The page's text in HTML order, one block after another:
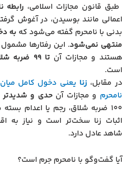
طبق قانون مجازات اسلامی، رابطه
اعمالی مانند بوسیدن، در آغوش
بدنی با نامحرم گفته می‌شود که به
منتهی نمی‌شود
هستند و مجازات آن تا ۹۹ ضربه شلاق تعزیری
است.
در مقابل، زنا یعنی دخول کامل
نامحرم و مجازات آنحدی و شدیدتر
۱۰۰ ضربه شلاق، رجم یا اعدام
اثبات زنا سخت‌تر است و نیاز به
شاهد عادل دارد.
آیا گفت‌و‌گو با نامحرم جرم است؟